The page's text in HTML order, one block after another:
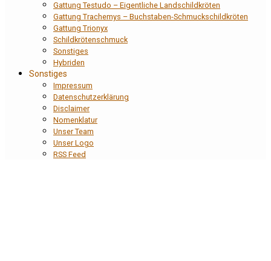
Gattung Testudo – Eigentliche Landschildkröten
Gattung Trachemys – Buchstaben-Schmuckschildkröten
Gattung Trionyx
Schildkrötenschmuck
Sonstiges
Hybriden
Sonstiges
Impressum
Datenschutzerklärung
Disclaimer
Nomenklatur
Unser Team
Unser Logo
RSS Feed